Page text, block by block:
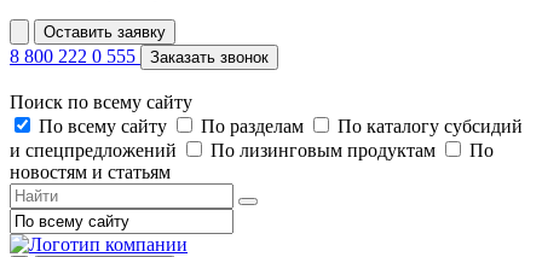
Оставить заявку
8 800 222 0 555 Заказать звонок
Поиск по всему сайту
По всему сайту
По разделам
По каталогу субсидий
и спецпредложений
По лизинговым продуктам
По
новостям и статьям